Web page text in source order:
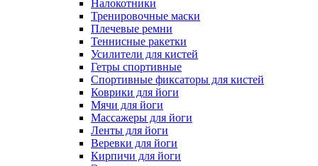
Налокотники
Тренировочные маски
Плечевые ремни
Теннисные ракетки
Усилители для кистей
Гетры спортивные
Спортивные фиксаторы для кистей
Коврики для йоги
Мячи для йоги
Массажеры для йоги
Ленты для йоги
Веревки для йоги
Кирпичи для йоги